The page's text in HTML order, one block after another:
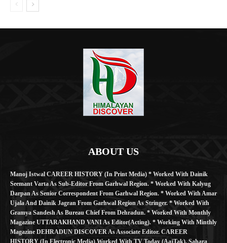
ABOUT US
Manoj Istwal CAREER HISTORY (in Print Media) * Worked With Dainik
Seemant Varta As Sub-Editor From Garhwal Region. * Worked With Kalyug
Darpan As Senior Correspondent From Garhwal Region. * Worked With Amar
Ujala And Dainik Jagran From Garhwal Region As Stringer. * Worked With
Gramya Sandesh As Bureau Chief From Dehradun. * Worked With Monthly
Magazine UTTARAKHAND VANI As Editor(Acting). * Working With Minthly
Magazine DEHRADUN DISCOVER As Associate Editor. CAREER
HISTORY (in Electronic Media) Worked With TV Today (AajTak), Sahara